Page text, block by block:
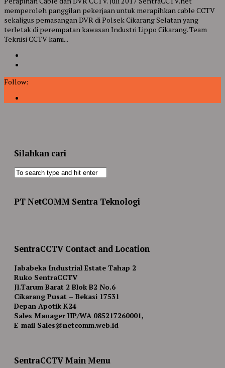
memperoleh panggilan pekerjaan untuk merapihkan cable CCTV
sekaligus pemasangan DVR di Polsek Cikarang Selatan yang
terletak di perempatan kawasan Industri Lippo Cikarang. Team
Teknisi CCTV kami...
Follow:
Silahkan cari
PT NetCOMM Sentra Teknologi
SentraCCTV Contact and Location
Jababeka Industrial Estate Tahap 2
Ruko SentraCCTV
Jl.Tarum Barat 2 Blok B2 No.6
Cikarang Pusat – Bekasi 17531
Depan Apotik K24
Sales Manager HP/WA 085217260001,
E-mail Sales@netcomm.web.id
SentraCCTV Main Menu